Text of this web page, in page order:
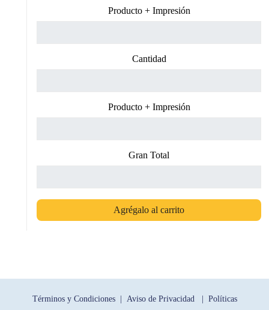
Producto + Impresión
Cantidad
Producto + Impresión
Gran Total
Agrégalo al carrito
Términos y Condiciones | Aviso de Privacidad | Políticas